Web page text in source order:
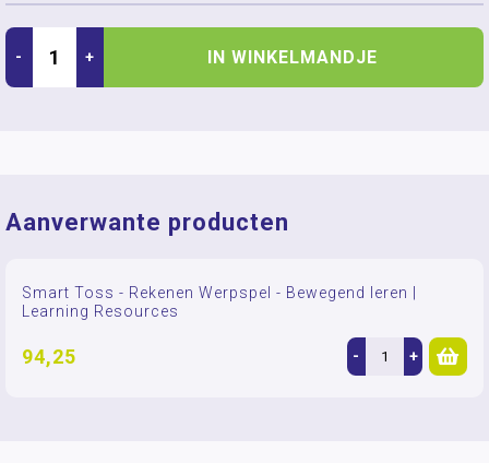
- + IN WINKELMANDJE
Aanverwante producten
Smart Toss - Rekenen Werpspel - Bewegend leren |
Learning Resources
94,25 - +